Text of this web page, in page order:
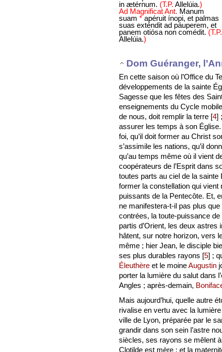
in ætérnum. (T.P. Allelúia.)
Ad Magnificat Ant. Manum
suam *apéruit ínopi, et palmas
suas exténdit ad páuperem, et
panem otiósa non comédit. (T.P.
Allelúia.)
Dom Guéranger,
En cette saison où l’Office du
développements de la sainte
Sagesse que les fêtes des
enseignements du Cycle
de nous, doit remplir la terre [4]
assurer les temps à son
foi, qu’il doit former au Christ
s’assimile les nations, qu’il
qu’au temps même où il vient
coopérateurs de l’Esprit dans
toutes parts au ciel de la sainte
former la constellation qui
puissants de la Pentecôte. Et,
ne manifestera-t-il pas plus
contrées, la toute-puissance
partis d’Orient, les deux
hâtent, sur notre horizon, vers
même ; hier Jean, le disciple
ses plus durables rayons [5] ;
Éleuthère et le moineAugustin
porter la lumière du salut dans
Angles ; après-demain,
Mais aujourd’hui, quelle autre
rivalise en vertu avec la
ville de Lyon, préparée par le
grandir dans son sein l’astre
siècles, ses rayons se mêlent
Clotilde est mère ; et la